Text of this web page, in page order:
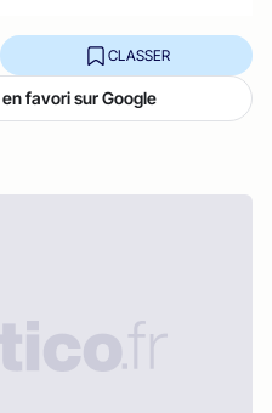
CLASSER
favori sur Google